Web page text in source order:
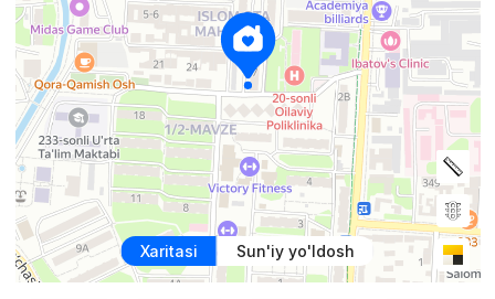
Xaritasi Sun'iy yo'ldosh